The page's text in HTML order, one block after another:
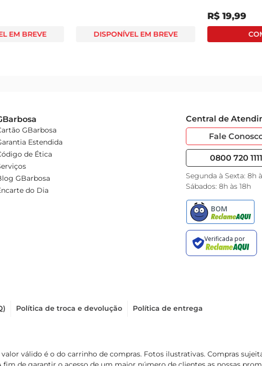
EM BREVE DISPONÍVEL EM BREVE
R$ 19,99
GBarbosa
Estendida
de Ética
GBarbosa
do Dia
Central de
Fale
0800 720 1111
Segunda à Sexta: 8h
Sábados: 8h às 18h
Política de troca e devolução Política de entrega
válido é o do carrinho de compras. Fotos ilustrativas. Compras